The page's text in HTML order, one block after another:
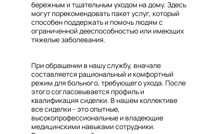
бережным и тщательным уходом на дому. Здесь
могут порекомендовать пакет услуг, который
способен поддержать и помочь людям с
ограниченной дееспособностью или имеющих
тяжелые заболевания.
При обращении в нашу службу, вначале
составляется рациональный и комфортный
режим для больного, требующего ухода. После
этого согласовывается профиль и
квалификация сиделки. В нашем коллективе
все сиделки - это опытные,
высокопрофессиональные и владеющие
медицинскими навыками сотрудники.